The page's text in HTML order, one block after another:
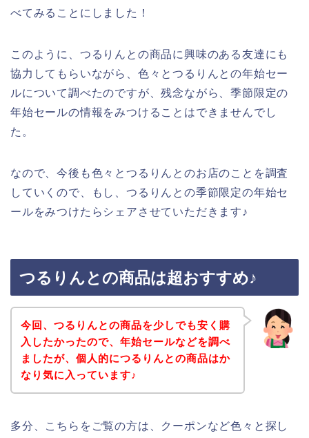
べてみることにしました！
このように、つるりんとの商品に興味のある友達にも
協力してもらいながら、色々とつるりんとの年始セー
ルについて調べたのですが、残念ながら、季節限定の
年始セールの情報をみつけることはできませんでし
た。
なので、今後も色々とつるりんとのお店のことを調査
していくので、もし、つるりんとの季節限定の年始セ
ールをみつけたらシェアさせていただきます♪
つるりんとの商品は超おすすめ♪
今回、つるりんとの商品を少しでも安く購
入したかったので、年始セールなどを調べ
ましたが、個人的につるりんとの商品はか
なり気に入っています♪
多分、こちらをご覧の方は、クーポンなど色々と探し